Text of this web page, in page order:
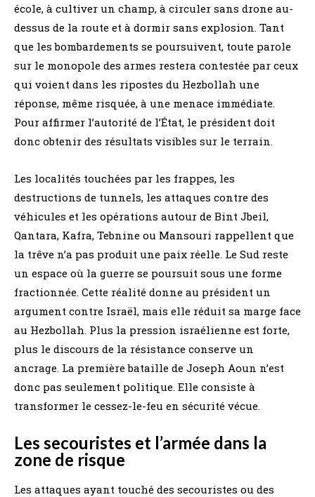
école, à cultiver un champ, à circuler sans drone au-
dessus de la route et à dormir sans explosion. Tant
que les bombardements se poursuivent, toute parole
sur le monopole des armes restera contestée par ceux
qui voient dans les ripostes du Hezbollah une
réponse, même risquée, à une menace immédiate.
Pour affirmer l’autorité de l’État, le président doit
donc obtenir des résultats visibles sur le terrain.
Les localités touchées par les frappes, les
destructions de tunnels, les attaques contre des
véhicules et les opérations autour de Bint Jbeil,
Qantara, Kafra, Tebnine ou Mansouri rappellent que
la trêve n’a pas produit une paix réelle. Le Sud reste
un espace où la guerre se poursuit sous une forme
fractionnée. Cette réalité donne au président un
argument contre Israël, mais elle réduit sa marge face
au Hezbollah. Plus la pression israélienne est forte,
plus le discours de la résistance conserve un
ancrage. La première bataille de Joseph Aoun n’est
donc pas seulement politique. Elle consiste à
transformer le cessez-le-feu en sécurité vécue.
Les secouristes et l’armée dans la
zone de risque
Les attaques ayant touché des secouristes ou des